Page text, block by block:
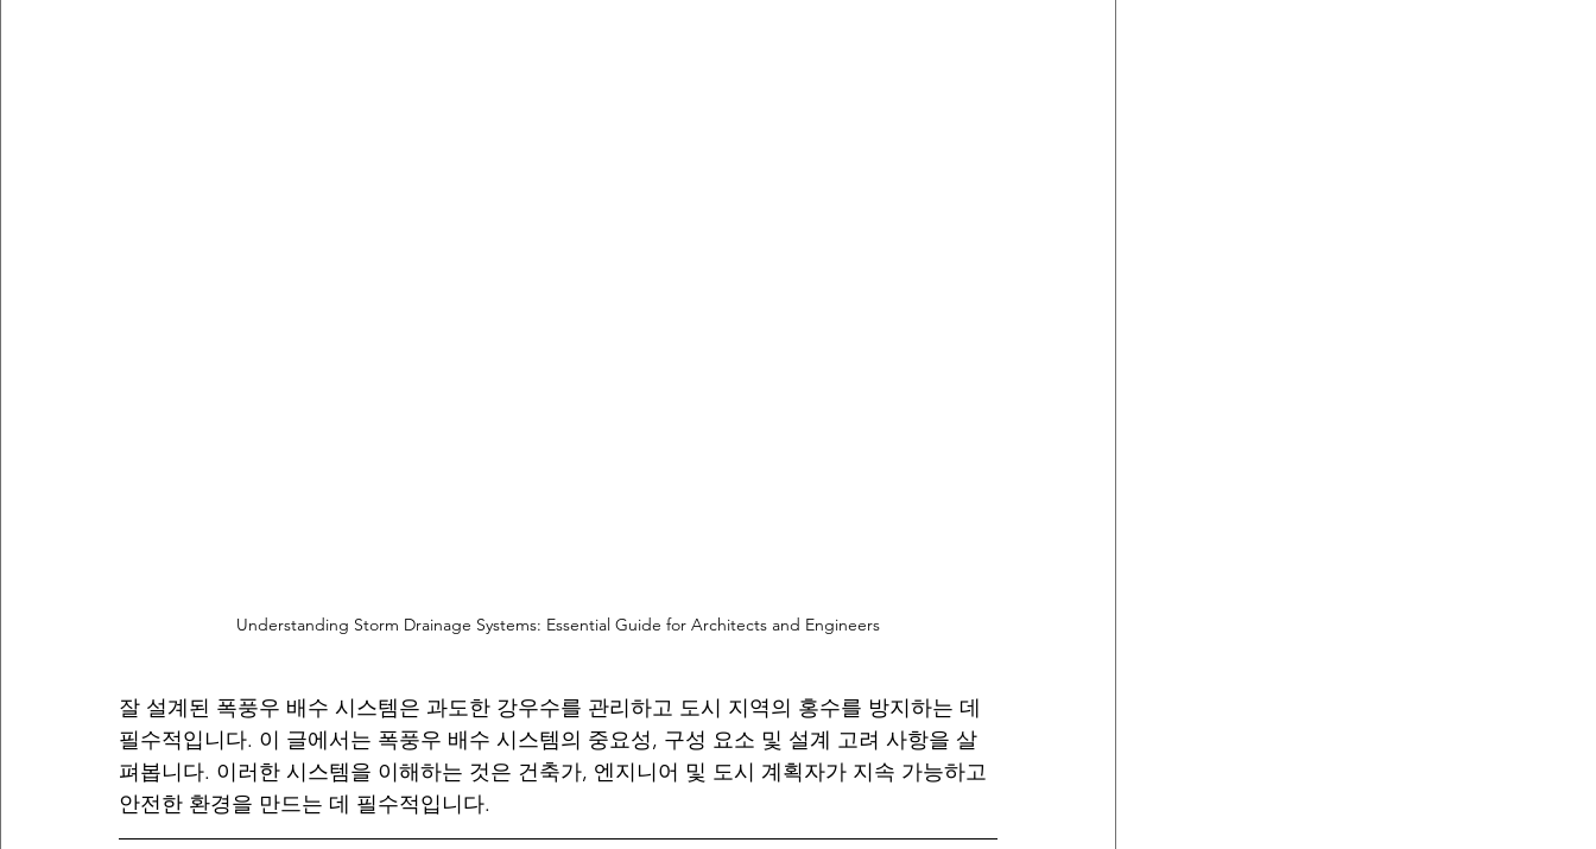
Understanding Storm Drainage Systems: Essential Guide for Architects and Engineers
잘 설계된 폭풍우 배수 시스템은 과도한 강우수를 관리하고 도시 지역의 홍수를 방지하는 데
필수적입니다. 이 글에서는 폭풍우 배수 시스템의 중요성, 구성 요소 및 설계 고려 사항을 살
펴봅니다. 이러한 시스템을 이해하는 것은 건축가, 엔지니어 및 도시 계획자가 지속 가능하고
안전한 환경을 만드는 데 필수적입니다.